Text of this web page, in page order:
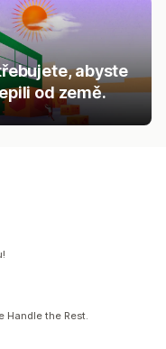
abyste
od země.
Handle the Rest.